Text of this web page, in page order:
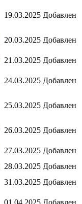
19.03.2025 Добавлен
20.03.2025 Добавлен
21.03.2025 Добавлен
24.03.2025 Добавлен
25.03.2025 Добавлен
26.03.2025 Добавлен
27.03.2025 Добавлен
28.03.2025 Добавлен
31.03.2025 Добавлен